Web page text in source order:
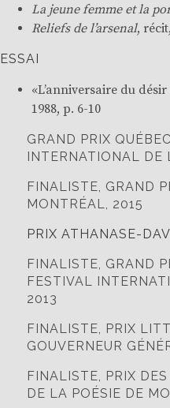
La jeune femme et la
Reliefs de l’arsenal,
ESSAI
«L’anniversaire du
1988, p. 6-10
GRAND PRIX
INTERNATIONAL DE
FINALISTE, GRAND
MONTRÉAL, 2015
PRIX ATHANASE-
FINALISTE, GRAND
FESTIVAL
2013
FINALISTE, PRIX
GOUVERNEUR
FINALISTE, PRIX
DE LA POÉSIE DE